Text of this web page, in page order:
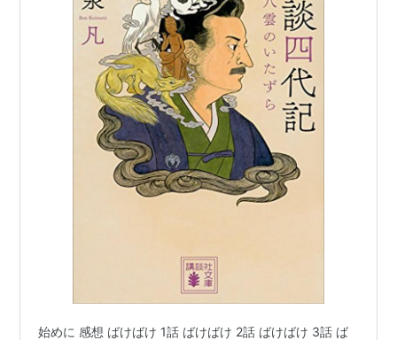
始めに 感想 ばけばけ 1話 ばけばけ 2話 ばけばけ 3話 ば